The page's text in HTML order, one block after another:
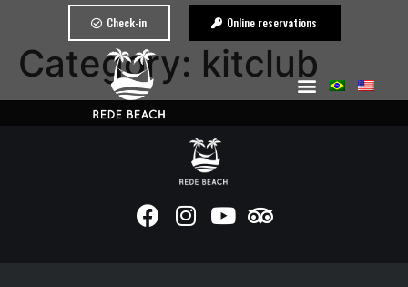
Check-in Online reservations
Category: kitclub